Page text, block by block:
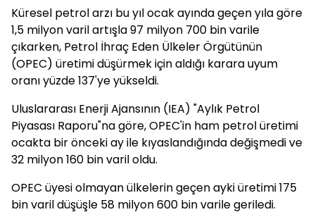
Küresel petrol arzı bu yıl ocak ayında geçen yıla göre
1,5 milyon varil artışla 97 milyon 700 bin varile
çıkarken, Petrol İhraç Eden Ülkeler Örgütünün
(OPEC) üretimi düşürmek için aldığı karara uyum
oranı yüzde 137'ye yükseldi.
Uluslararası Enerji Ajansının (IEA) "Aylık Petrol
Piyasası Raporu"na göre, OPEC'in ham petrol üretimi
ocakta bir önceki ay ile kıyaslandığında değişmedi ve
32 milyon 160 bin varil oldu.
OPEC üyesi olmayan ülkelerin geçen ayki üretimi 175
bin varil düşüşle 58 milyon 600 bin varile geriledi.